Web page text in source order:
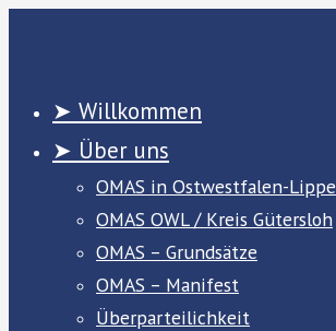
➤ Willkommen
➤ Über uns
OMAS in Ostwestfalen-Lippe
OMAS OWL / Kreis Gütersloh
OMAS – Grundsätze
OMAS – Manifest
Überparteilichkeit